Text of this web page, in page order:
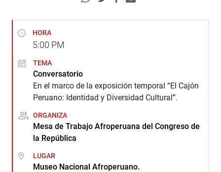
HORA
5:00 PM
TEMA
Conversatorio
En el marco de la exposición temporal “El Cajón
Peruano: Identidad y Diversidad Cultural”.
ORGANIZA
Mesa de Trabajo Afroperuana del Congreso de
la República
LUGAR
Museo Nacional Afroperuano.